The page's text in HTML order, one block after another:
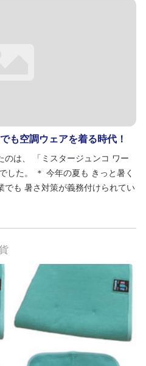
も空調ウェアを着る時代！
は、 「ミスタージュンコ ワー
した。 ＊ 今年の夏も きっと暑く
でも 暑さ対策が義務付けられてい